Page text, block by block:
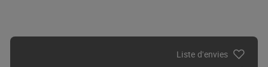
Liste d'envies